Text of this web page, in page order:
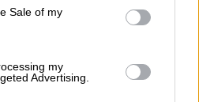
Sale of my
my
Advertising.